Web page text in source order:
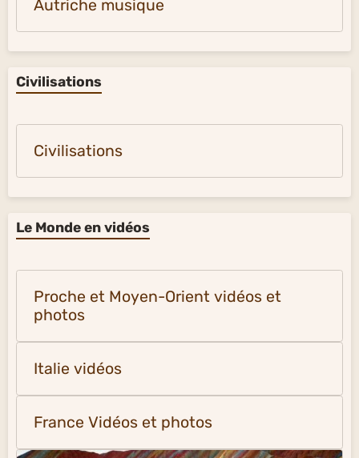
Autriche musique
Civilisations
Civilisations
Le Monde en vidéos
Proche et Moyen-Orient vidéos et
photos
Italie vidéos
France Vidéos et photos